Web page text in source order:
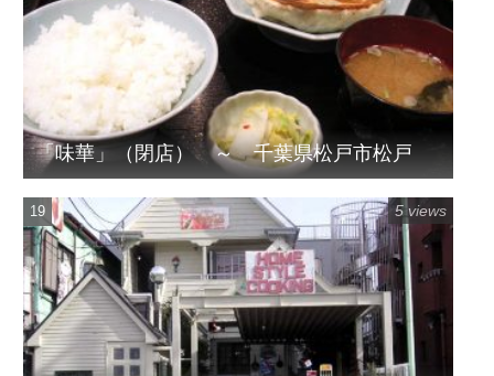
「味華」（閉店） ～ 千葉県松戸市松戸
5 views